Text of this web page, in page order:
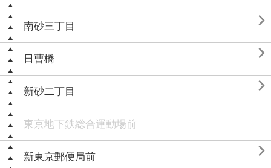
南砂三丁目 
日曹橋 
新砂二丁目 
東京地下鉄総合運動場前
新東京郵便局前 